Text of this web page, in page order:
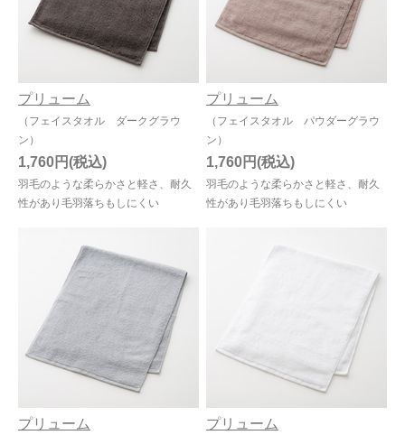
当サイトについて
店舗リスト
ヘルプ
規約
大量購入・法人向けの購入の方は
お問い合わせ
プリューム
（フェイスタオル ダークグラウ
ン）
羽毛のような柔らかさと軽さ、耐久
性があり毛羽落ちもしにくい
1,760円
プリューム
（フェイスタオル パウダーグラウ
ン）
羽毛のような柔らかさと軽さ、耐久
性があり毛羽落ちもしにくい
1,760円
プリューム プリューム